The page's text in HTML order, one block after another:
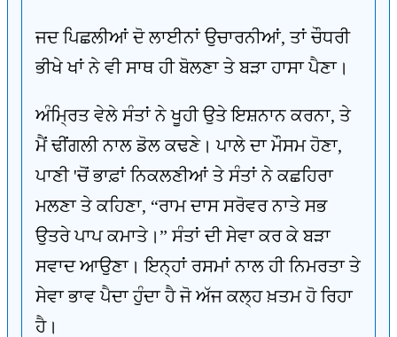
ਜਦ ਪਿਛਲੀਆਂ ਦੋ ਲਾਈਨਾਂ ਉਚਾਰਨੀਆਂ, ਤਾਂ ਚੌਧਰੀ
ਭੀਖੇ ਖਾਂ ਨੇ ਵੀ ਸਾਥ ਹੀ ਬੋਲਣਾ ਤੇ ਬੜਾ ਹਾਸਾ ਪੈਣਾ।
ਅੰਮ੍ਰਿਤ ਵੇਲੇ ਸੰਤਾਂ ਨੇ ਖੂਹੀ ਉਤੇ ਇਸ਼ਨਾਨ ਕਰਨਾ, ਤੇ
ਮੈਂ ਢੀਂਗਲੀ ਨਾਲ ਡੋਲ ਕਢਣੇ। ਪਾਲੇ ਦਾ ਮੌਸਮ ਹੋਣਾ,
ਪਾਣੀ 'ਚੋਂ ਭਾਫ਼ਾਂ ਨਿਕਲਣੀਆਂ ਤੇ ਸੰਤਾਂ ਨੇ ਕਛਹਿਰਾ
ਮਲਣਾ ਤੇ ਕਹਿਣਾ, “ਰਾਮ ਦਾਸ ਸਰੋਵਰ ਨਾਤੇ ਸਭ
ਉਤਰੇ ਪਾਪ ਕਮਾਤੇ।” ਸੰਤਾਂ ਦੀ ਸੇਵਾ ਕਰ ਕੇ ਬੜਾ
ਸਵਾਦ ਆਉਣਾ। ਇਨ੍ਹਾਂ ਰਸਮਾਂ ਨਾਲ ਹੀ ਨਿਮਰਤਾ ਤੇ
ਸੇਵਾ ਭਾਵ ਪੈਦਾ ਹੁੰਦਾ ਹੈ ਜੋ ਅੱਜ ਕਲ੍ਹ ਖ਼ਤਮ ਹੋ ਰਿਹਾ
ਹੈ।